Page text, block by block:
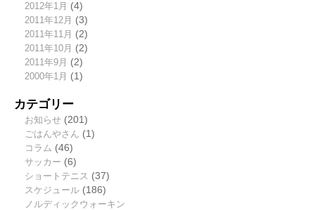
2012年1月 (4)
2011年12月 (3)
2011年11月 (2)
2011年10月 (2)
2011年9月 (2)
2000年1月 (1)
カテゴリー
お知らせ(201)
ごはんやさん (1)
コラム (46)
サッカー (6)
ショートテニス (37)
スケジュール(186)
ノルディックウォーキン